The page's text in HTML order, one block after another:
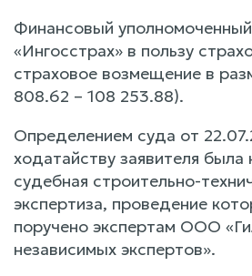
Финансовый
«Ингосстрах» в пользу
страховое возмещение в
808.62 – 108 253.88).
Определением суда от
ходатайству заявителя была
судебная строительно-
экспертиза, проведение
поручено экспертам ООО
независимых экспертов».